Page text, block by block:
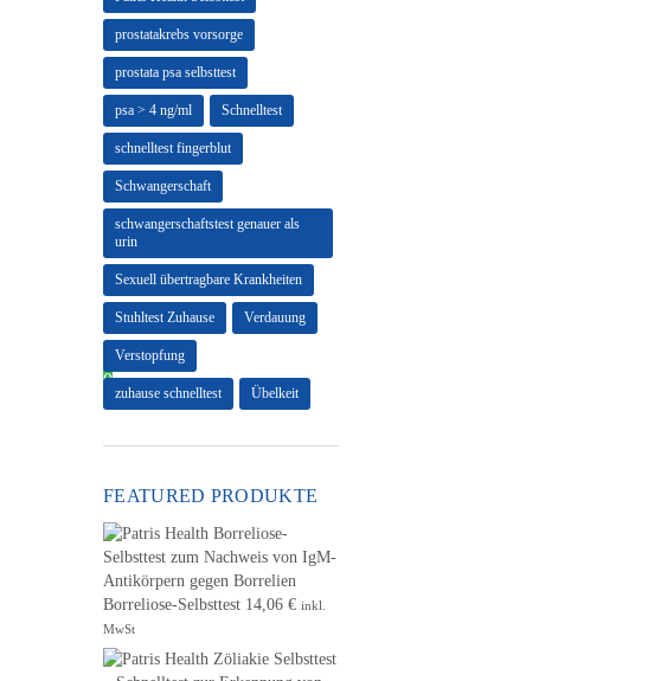
0
prostatakrebs vorsorge
prostata psa selbsttest
psa > 4 ng/ml Schnelltest
schnelltest fingerblut
Schwangerschaft
schwangerschaftstest genauer als
urin
Sexuell übertragbare Krankheiten
Stuhltest Zuhause Verdauung
Verstopfung
zuhause schnelltest Übelkeit
FEATURED PRODUKTE
Borreliose-Selbsttest 14,06 € inkl.
MwSt